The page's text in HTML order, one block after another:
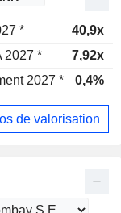
* 40,9x
2027 * 7,92x
2027 * 0,4%
de valorisation